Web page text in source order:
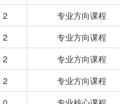
2
专业方向课程
2
专业方向课程
2
专业方向课程
2
专业方向课程